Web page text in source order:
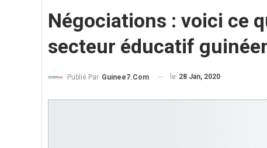
Négociations : voici ce
secteur éducatif
Publié Par Guinee7.com le 28 Jan, 2020